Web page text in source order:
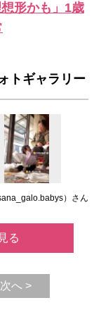
形かも」1歳
トギャラリー
）さん
る
次へ >